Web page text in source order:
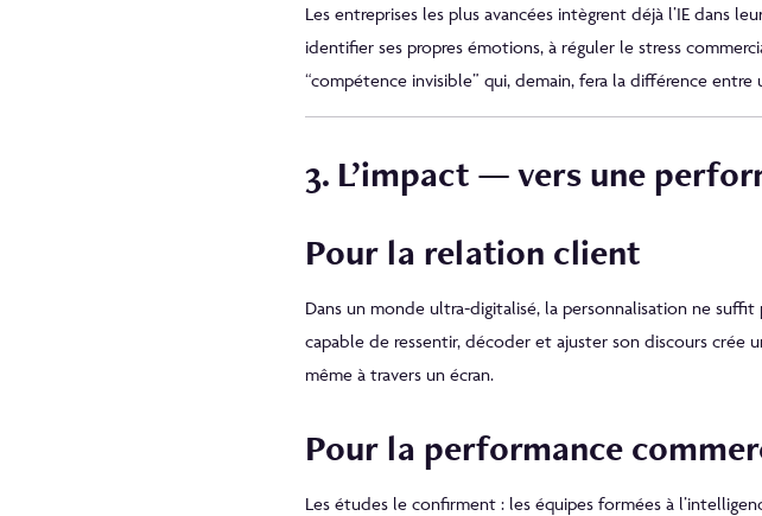
Les entreprises les plus avancées intègrent déjà l’IE dans
identifier ses propres émotions, à réguler le stress
“compétence invisible” qui, demain, fera la différence
3. L’impact — vers une
Pour la relation client
Dans un monde ultra-digitalisé, la personnalisation ne suffit
capable de ressentir, décoder et ajuster son discours
même à travers un écran.
Pour la performance
Les études le confirment : les équipes formées à